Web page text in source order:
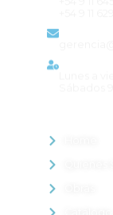
Email